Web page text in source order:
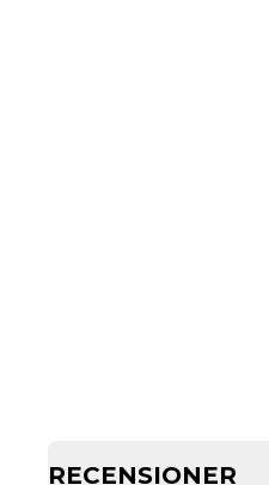
RECENSIONER